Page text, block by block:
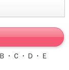
・Ｃ・Ｄ・Ｅ